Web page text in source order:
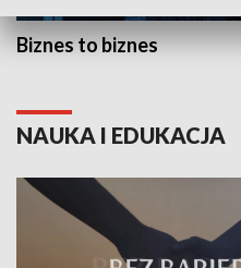
Biznes to biznes
NAUKA I EDUKACJA